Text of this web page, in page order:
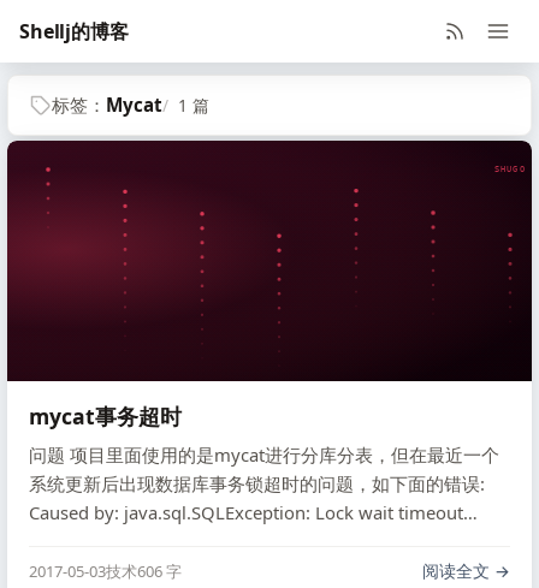
Shellj的博客
标签： Mycat 1 篇
SHUGO
mycat事务超时
问题 项目里面使用的是mycat进行分库分表，但在最近一个
系统更新后出现数据库事务锁超时的问题，如下面的错误:
Caused by: java.sql.SQLException: Lock wait timeout
一下之后，发现大多数说的都不是什么好的解决方案，手 …
2017-05-03技术606 字 阅读全文